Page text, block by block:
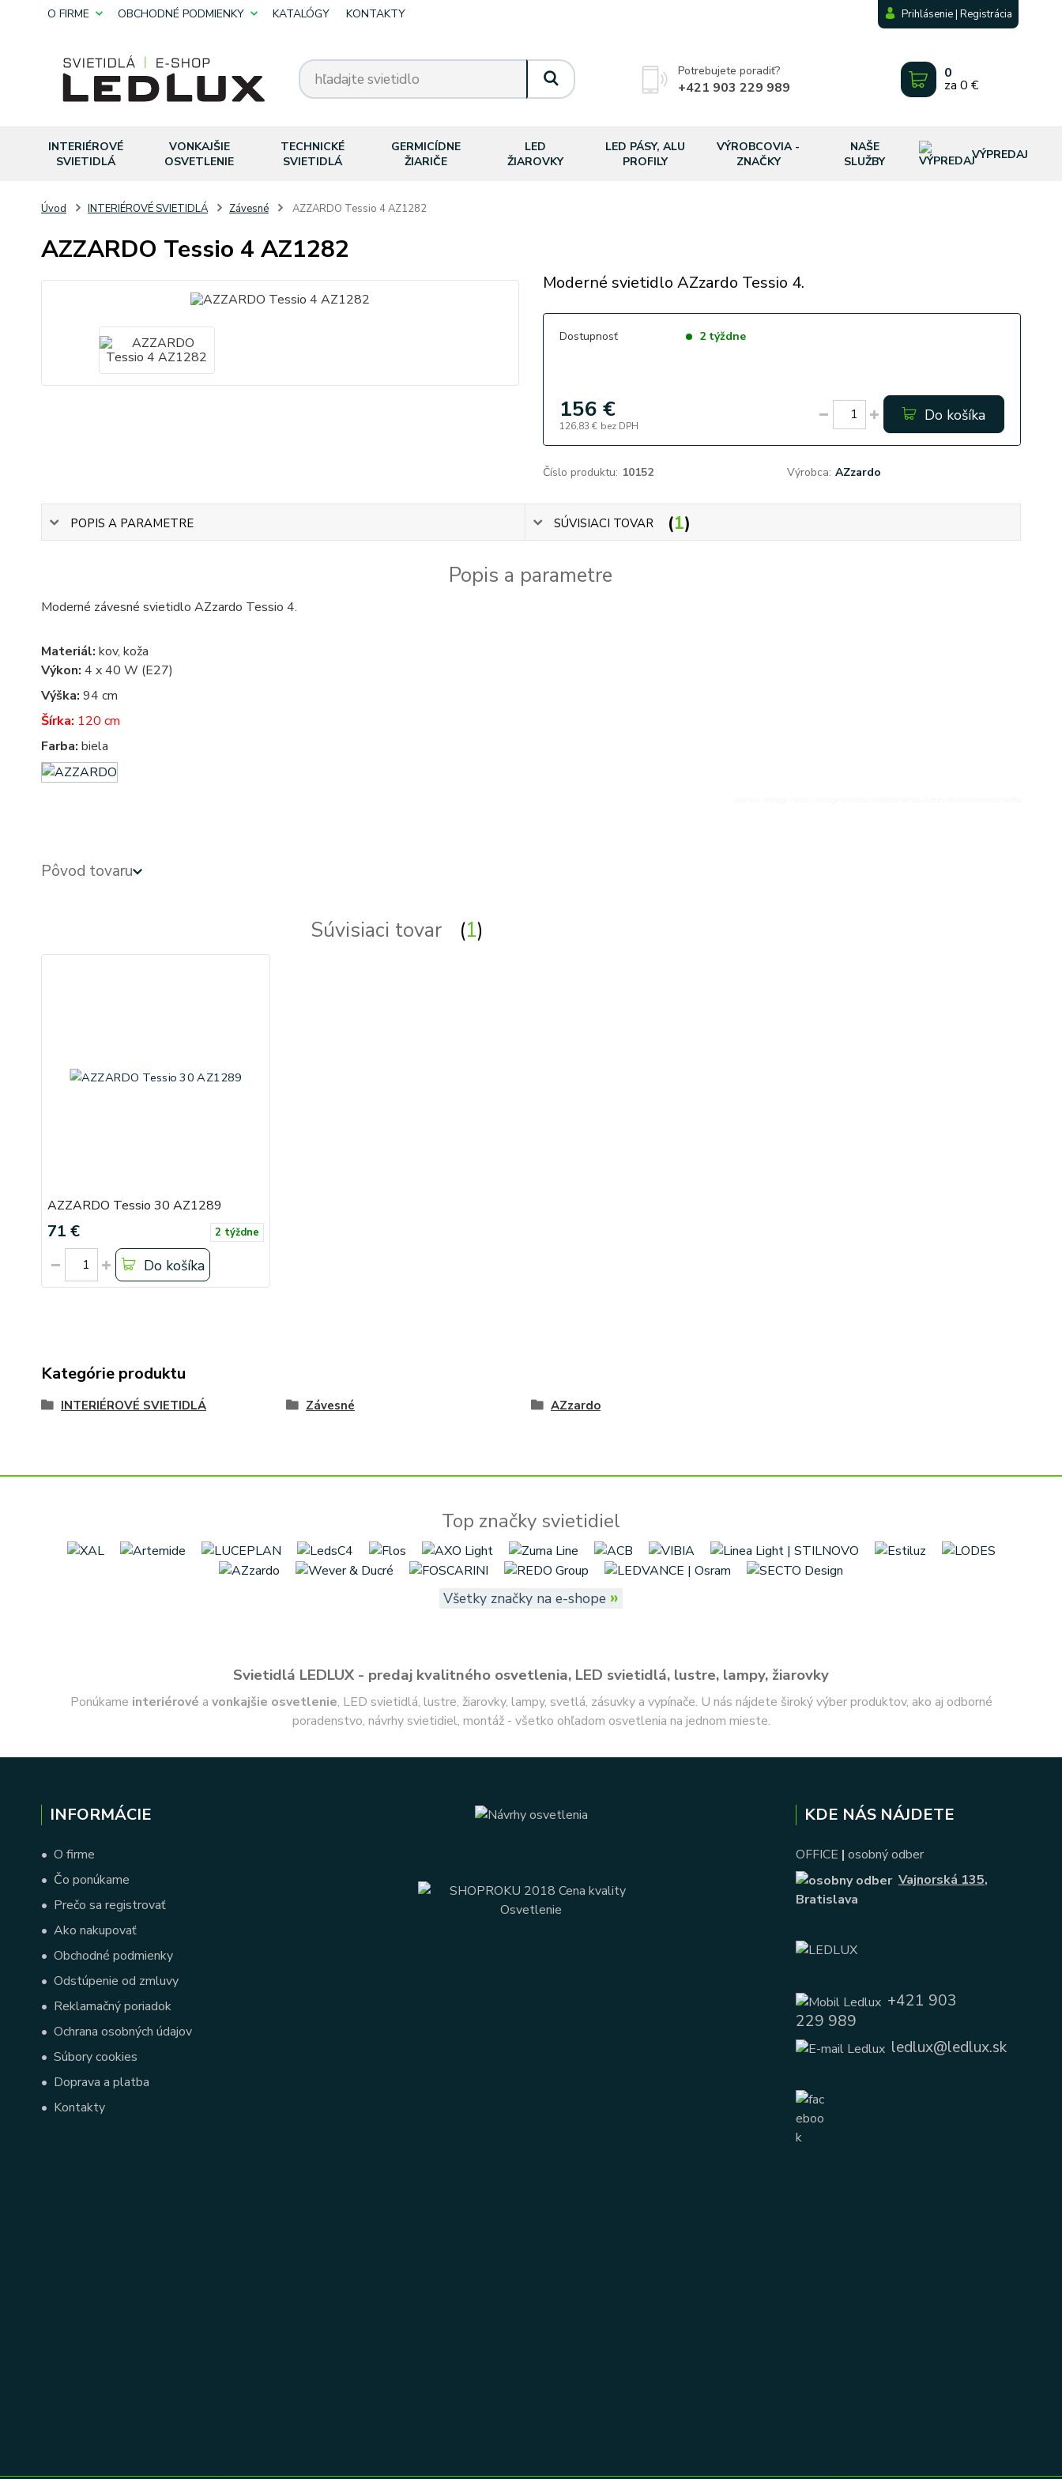
O FIRME OBCHODNÉ PODMIENKY KATALÓGY KONTAKTY Prihlásenie | Registrácia
Potrebujete poradiť?
+421 903 229 989
0
za 0 €
INTERIÉROVÉ
SVIETIDLÁ
VONKAJŠIE
OSVETLENIE
TECHNICKÉ
SVIETIDLÁ
GERMICÍDNE
ŽIARIČE
LED
ŽIAROVKY
LED PÁSY, ALU
PROFILY
VÝROBCOVIA -
ZNAČKY
NAŠE
SLUŽBY
VÝPREDAJ
Úvod INTERIÉROVÉ SVIETIDLÁ Závesné AZZARDO Tessio 4 AZ1282
AZZARDO Tessio 4 AZ1282
Moderné svietidlo AZzardo Tessio 4.
Dostupnosť 2 týždne
156 €
126,83 € bez DPH
Do košíka
Číslo produktu: 10152 Výrobca: AZzardo
POPIS A PARAMETRE SÚVISIACI TOVAR 1
Popis a parametre
Moderné závesné svietidlo AZzardo Tessio 4.
Materiál: kov, koža
Výkon: 4 x 40 W (E27)
Výška: 94 cm
Šírka: 120 cm
Farba: biela
Pôvod tovaru
Súvisiaci tovar 1
AZZARDO Tessio 30 AZ1289
71 € 2 týždne
Do košíka
Kategórie produktu
INTERIÉROVÉ SVIETIDLÁ Závesné AZzardo
Top značky svietidiel
Všetky značky na e-shope »
Svietidlá LEDLUX - predaj kvalitného osvetlenia, LED svietidlá, lustre, lampy, žiarovky
Ponúkame interiérové a vonkajšie osvetlenie, LED svietidlá, lustre, žiarovky, lampy, svetlá, zásuvky a vypínače. U nás nájdete široký výber produktov, ako aj odborné
poradenstvo, návrhy svietidiel, montáž - všetko ohľadom osvetlenia na jednom mieste.
INFORMÁCIE
• O firme
• Čo ponúkame
• Prečo sa registrovať
• Ako nakupovať
• Obchodné podmienky
• Odstúpenie od zmluvy
• Reklamačný poriadok
• Ochrana osobných údajov
• Súbory cookies
• Doprava a platba
• Kontakty
KDE NÁS NÁJDETE
OFFICE | osobný odber
Vajnorská 135,
Bratislava
+421 903
229 989
ledlux@ledlux.sk